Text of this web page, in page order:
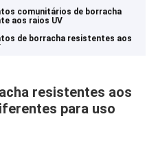
comunitários de borracha
aos raios UV
de borracha resistentes aos
resistentes aos
para uso